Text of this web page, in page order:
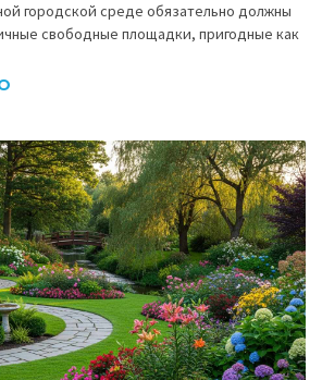
городской среде обязательно должны
свободные площадки, пригодные как